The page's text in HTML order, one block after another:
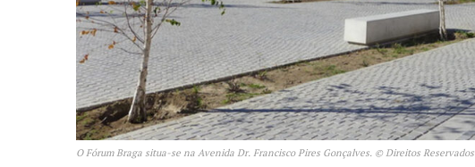
O Fórum Braga situa-se na Avenida Dr. Francisco Pires Gonçalves. © Direitos Reservados